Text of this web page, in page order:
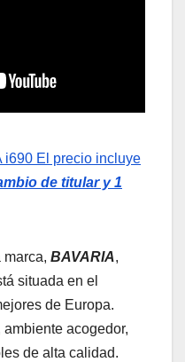
i690 El precio incluye
de titular y 1
marca, BAVARIA,
situada en el
de Europa.
acogedor,
de alta calidad.